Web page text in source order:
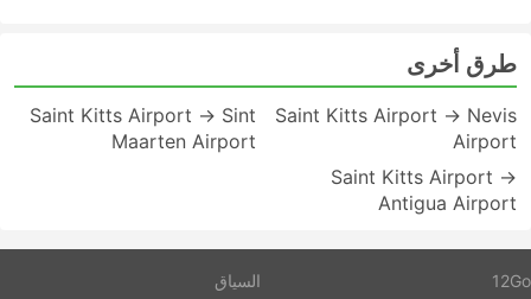
طرق أخرى
Saint Kitts Airport → Nevis
Airport
Saint Kitts Airport →
Antigua Airport
Saint Kitts Airport → Sint
Maarten Airport
12Go
السياق